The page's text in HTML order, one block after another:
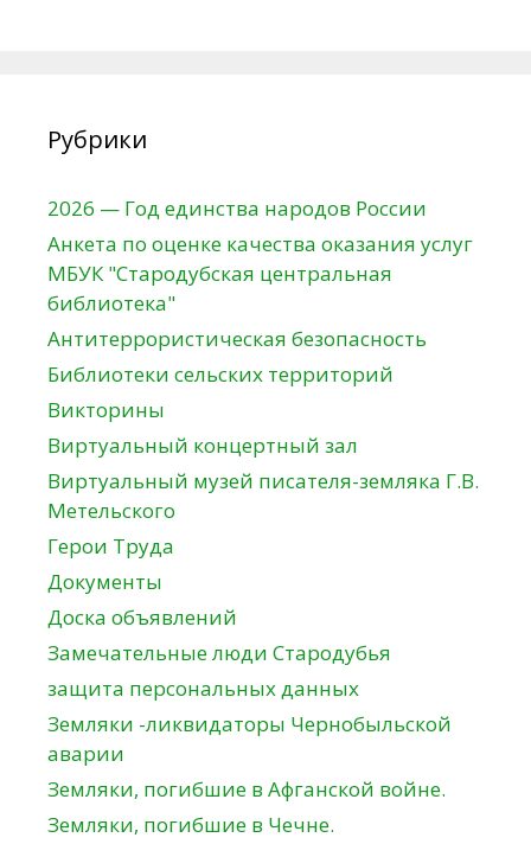
Рубрики
2026 — Год единства народов России
Анкета по оценке качества оказания услуг
МБУК "Стародубская центральная
библиотека"
Антитеррористическая безопасность
Библиотеки сельских территорий
Викторины
Виртуальный концертный зал
Виртуальный музей писателя-земляка Г.В.
Метельского
Герои Труда
Документы
Доска объявлений
Замечательные люди Стародубья
защита персональных данных
Земляки -ликвидаторы Чернобыльской
аварии
Земляки, погибшие в Афганской войне.
Земляки, погибшие в Чечне.